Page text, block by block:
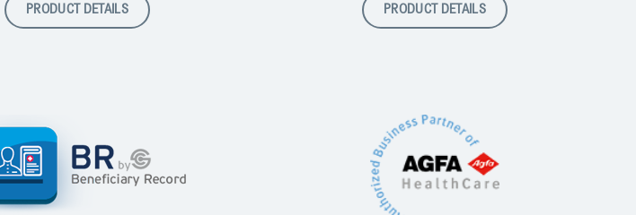
PRODUCT DETAILS PRODUCT DETAILS